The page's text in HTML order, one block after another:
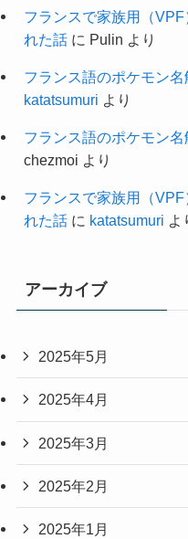
フランスで家族用（
れた話に Pulin より
フランス語のポケモン
katatsumuri より
フランス語のポケモン
chezmoi より
フランスで家族用（
れた話に katatsumuri よ
アーカイブ
2025年5月
2025年4月
2025年3月
2025年2月
2025年1月